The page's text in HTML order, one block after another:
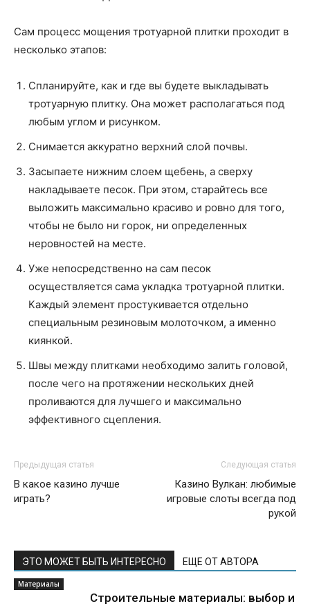
Сам процесс мощения тротуарной плитки проходит в
несколько этапов:
Спланируйте, как и где вы будете выкладывать
тротуарную плитку. Она может располагаться под
любым углом и рисунком.
Снимается аккуратно верхний слой почвы.
Засыпаете нижним слоем щебень, а сверху
накладываете песок. При этом, старайтесь все
выложить максимально красиво и ровно для того,
чтобы не было ни горок, ни определенных
неровностей на месте.
Уже непосредственно на сам песок
осуществляется сама укладка тротуарной плитки.
Каждый элемент простукивается отдельно
специальным резиновым молоточком, а именно
киянкой.
Швы между плитками необходимо залить головой,
после чего на протяжении нескольких дней
проливаются для лучшего и максимально
эффективного сцепления.
Предыдущая статья
В какое казино лучше
играть?
Следующая статья
Казино Вулкан: любимые
игровые слоты всегда под
рукой
ЭТО МОЖЕТ БЫТЬ ИНТЕРЕСНО ЕЩЕ ОТ АВТОРА
Материалы
Строительные материалы: выбор и